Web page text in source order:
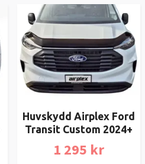
Huvskydd Airplex Ford
Transit Custom 2024+
1 295 kr